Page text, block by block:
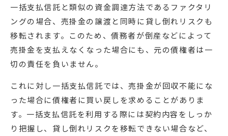
一括支払信託と類似の資金調達方法であるファクタリ
ングの場合、売掛金の譲渡と同時に貸し倒れリスクも
移転されます。このため、債務者が倒産などによって
売掛金を支払えなくなった場合にも、元の債権者は一
切の責任を負いません。
これに対し一括支払信託では、売掛金が回収不能にな
った場合に債権者に買い戻しを求めることがありま
す。一括支払信託を利用する際には契約内容をしっか
り把握し、貸し倒れリスクを移転できない場合など、